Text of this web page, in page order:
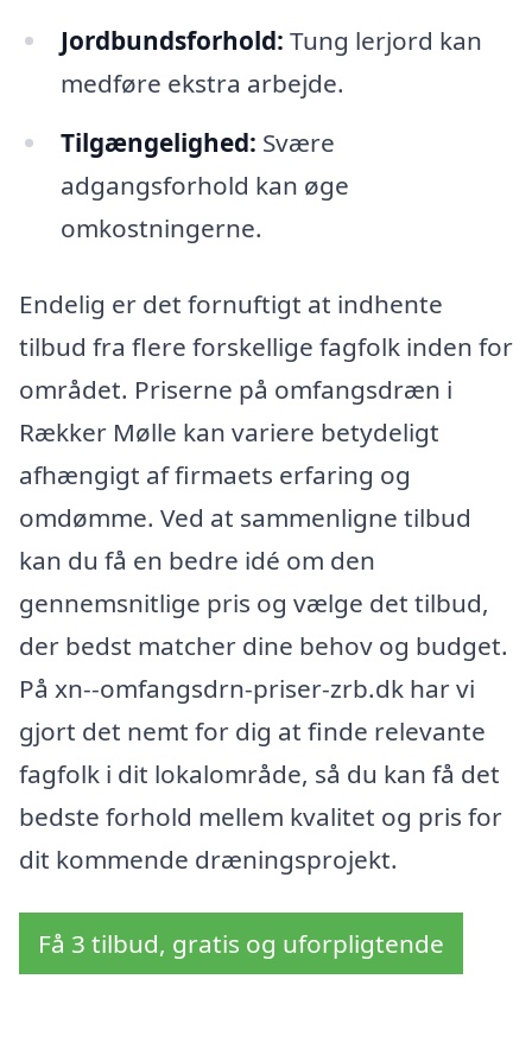
Jordbundsforhold: Tung lerjord kan
medføre ekstra arbejde.
Tilgængelighed: Svære
adgangsforhold kan øge
omkostningerne.
Endelig er det fornuftigt at indhente
tilbud fra flere forskellige fagfolk inden for
området. Priserne på omfangsdræn i
Rækker Mølle kan variere betydeligt
afhængigt af firmaets erfaring og
omdømme. Ved at sammenligne tilbud
kan du få en bedre idé om den
gennemsnitlige pris og vælge det tilbud,
der bedst matcher dine behov og budget.
På xn--omfangsdrn-priser-zrb.dk har vi
gjort det nemt for dig at finde relevante
fagfolk i dit lokalområde, så du kan få det
bedste forhold mellem kvalitet og pris for
dit kommende dræningsprojekt.
Få 3 tilbud, gratis og uforpligtende